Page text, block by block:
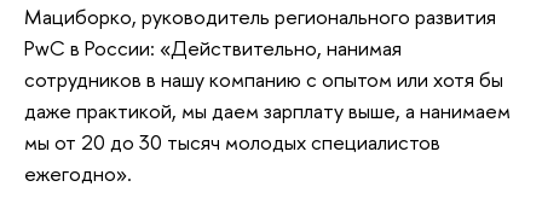
Мациборко, руководитель регионального развития
PwC в России: «Действительно, нанимая
сотрудников в нашу компанию с опытом или хотя бы
даже практикой, мы даем зарплату выше, а нанимаем
мы от 20 до 30 тысяч молодых специалистов
ежегодно».